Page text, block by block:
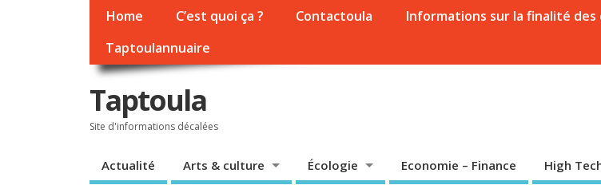
Home C’est quoi ça ? Contactoula Informations sur la finalité des
Taptoulannuaire
Taptoula
Site d'informations décalées
Actualité Arts & culture Écologie Economie – Finance High